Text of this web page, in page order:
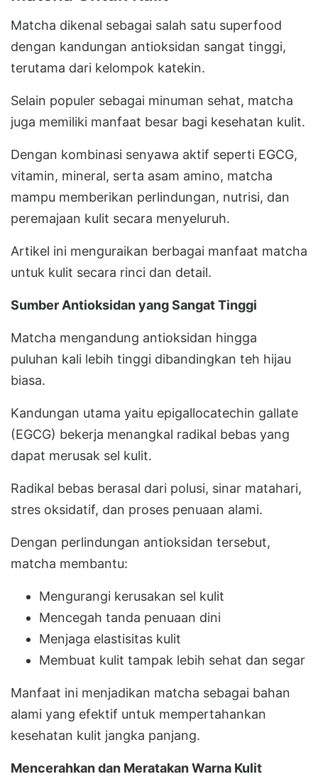
Matcha dikenal sebagai salah satu superfood
dengan kandungan antioksidan sangat tinggi,
terutama dari kelompok katekin.
Selain populer sebagai minuman sehat, matcha
juga memiliki manfaat besar bagi kesehatan kulit.
Dengan kombinasi senyawa aktif seperti EGCG,
vitamin, mineral, serta asam amino, matcha
mampu memberikan perlindungan, nutrisi, dan
peremajaan kulit secara menyeluruh.
Artikel ini menguraikan berbagai manfaat matcha
untuk kulit secara rinci dan detail.
Sumber Antioksidan yang Sangat Tinggi
Matcha mengandung antioksidan hingga
puluhan kali lebih tinggi dibandingkan teh hijau
biasa.
Kandungan utama yaitu epigallocatechin gallate
(EGCG) bekerja menangkal radikal bebas yang
dapat merusak sel kulit.
Radikal bebas berasal dari polusi, sinar matahari,
stres oksidatif, dan proses penuaan alami.
Dengan perlindungan antioksidan tersebut,
matcha membantu:
Mengurangi kerusakan sel kulit
Mencegah tanda penuaan dini
Menjaga elastisitas kulit
Membuat kulit tampak lebih sehat dan segar
Manfaat ini menjadikan matcha sebagai bahan
alami yang efektif untuk mempertahankan
kesehatan kulit jangka panjang.
Mencerahkan dan Meratakan Warna Kulit